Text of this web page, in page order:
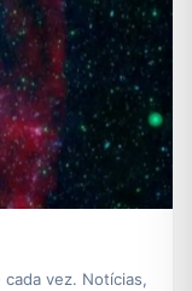
vez. Notícias,